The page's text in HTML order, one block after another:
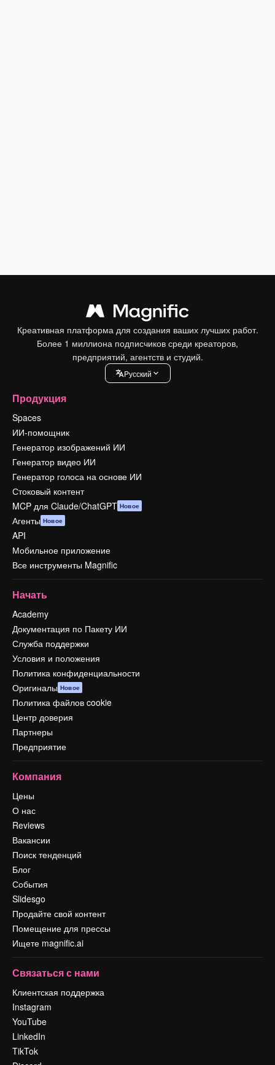
Креативная платформа для создания ваших лучших работ.
Более 1 миллиона подписчиков среди креаторов,
предприятий, агентств и студий.
Pусский
Продукция
Spaces
ИИ-помощник
Генератор изображений ИИ
Генератор видео ИИ
Генератор голоса на основе ИИ
Стоковый контент
MCP для Claude/ChatGPT Новое
Агенты Новое
API
Мобильное приложение
Все инструменты Magnific
Начать
Academy
Документация по Пакету ИИ
Служба поддержки
Условия и положения
Политика конфиденциальности
Оригиналы Новое
Политика файлов cookie
Центр доверия
Партнеры
Предприятие
Компания
Цены
О нас
Reviews
Вакансии
Поиск тенденций
Блог
События
Slidesgo
Продайте свой контент
Помещение для прессы
Ищете magnific.ai
Связаться с нами
Клиентская поддержка
Instagram
YouTube
LinkedIn
TikTok